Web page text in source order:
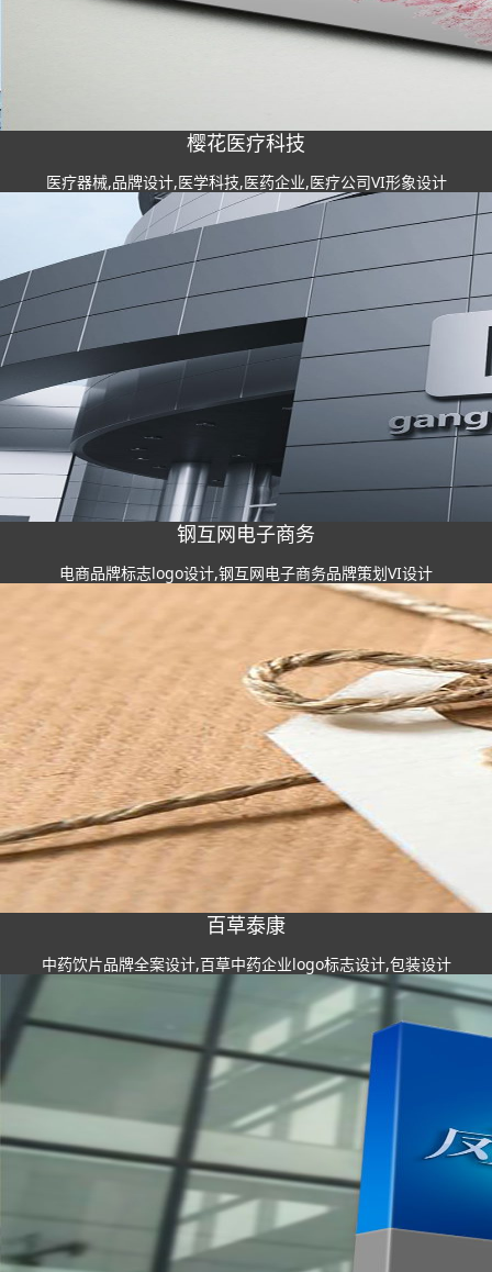
樱花医疗科技
医疗器械,品牌设计,医学科技,医药企业,医疗公司VI形象设计
钢互网电子商务
电商品牌标志logo设计,钢互网电子商务品牌策划VI设计
百草泰康
中药饮片品牌全案设计,百草中药企业logo标志设计,包装设计